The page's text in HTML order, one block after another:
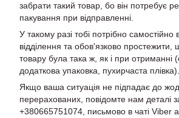
забрати такий товар, бо він потребує
пакування при відправленні.
У такому разі тобі потрібно самостійно
відділення та обов'язково простежити,
товару була така ж, як і при отриманні
додаткова упаковка, пухирчаста плівка).
Якщо ваша ситуація не підпадає до
перерахованих, повідомте нам деталі
+380665751074, письмово в чаті Viber